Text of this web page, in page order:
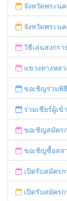
จังหวัดพระนครศรีอยุธยา บูรณาการหน่วยงานที่เกี่ยวข้อง ลงพื้นที่จั
จังหวัดพระนครศรีอยุธยา ปล่อยแถวตำรวจ ทหาร ฝ่
วิธีเล่นสงกร
แขวงทางหลวงชนบทพระนครศ
ขอเชิญร่วมพิธี
ร่วมเชียร์ผู้เข้าปร
ขอเชิญสมัครการประ
ขอเชิญซื้อสลากกาช
เปิดรับสมัครกา
เปิดรับสมัครการป